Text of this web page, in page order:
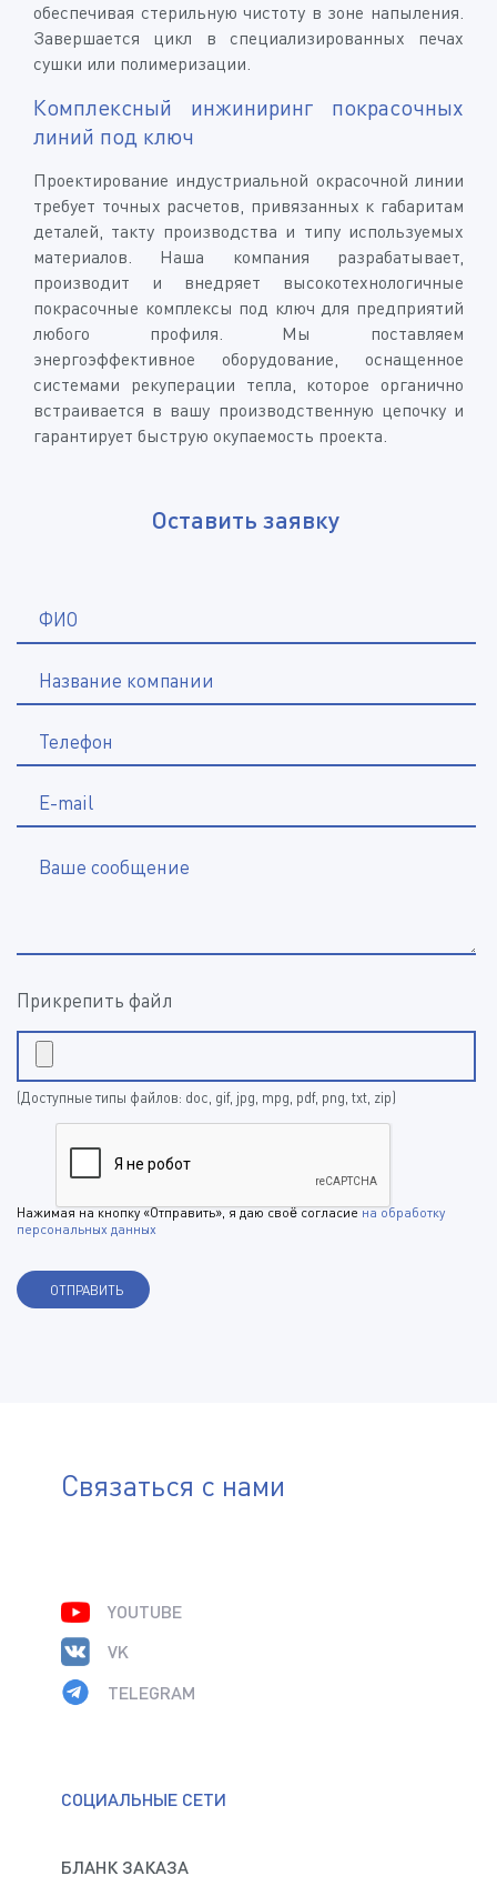
обеспечивая стерильную чистоту в зоне напыления.
Завершается цикл в специализированных печах
сушки или полимеризации.
Комплексный инжиниринг покрасочных
линий под ключ
Проектирование индустриальной окрасочной линии
требует точных расчетов, привязанных к габаритам
деталей, такту производства и типу используемых
материалов. Наша компания разрабатывает,
производит и внедряет высокотехнологичные
покрасочные комплексы под ключ для предприятий
любого профиля. Мы поставляем
энергоэффективное оборудование, оснащенное
системами рекуперации тепла, которое органично
встраивается в вашу производственную цепочку и
гарантирует быструю окупаемость проекта.
Оставить заявку
ФИО
Название компании
Телефон
E-mail
Ваше сообщение
Прикрепить файл
(Доступные типы файлов: doc, gif, jpg, mpg, pdf, png, txt, zip)
Нажимая на кнопку «Отправить», я даю своё согласиена обработку
персональных данных
Связаться с нами
СОЦИАЛЬНЫЕ СЕТИ
БЛАНК ЗАКАЗА
YOUTUBE
VK
TELEGRAM